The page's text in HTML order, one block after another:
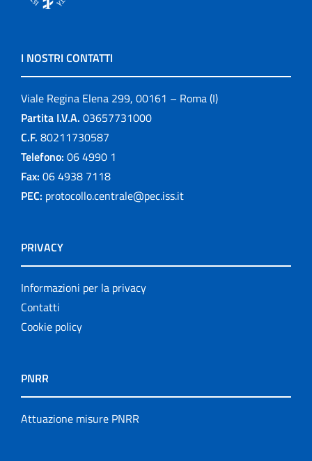
I NOSTRI CONTATTI
Viale Regina Elena 299, 00161 – Roma (I)
Partita I.V.A. 03657731000
C.F. 80211730587
Telefono: 06 4990 1
Fax: 06 4938 7118
PEC: protocollo.centrale@pec.iss.it
PRIVACY
Informazioni per la privacy
Contatti
Cookie policy
PNRR
Attuazione misure PNRR